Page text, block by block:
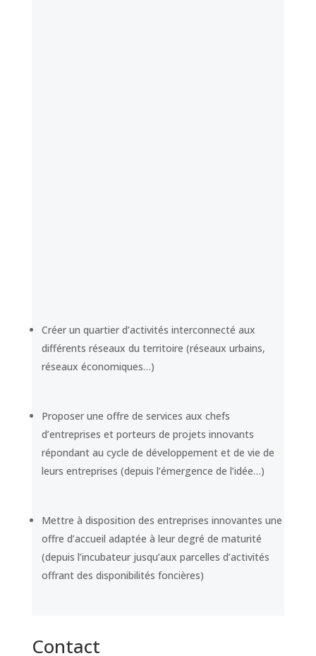
Créer un quartier d’activités interconnecté aux
différents réseaux du territoire (réseaux urbains,
réseaux économiques…)
Proposer une offre de services aux chefs
d’entreprises et porteurs de projets innovants
répondant au cycle de développement et de vie de
leurs entreprises (depuis l’émergence de l’idée…)
Mettre à disposition des entreprises innovantes une
offre d’accueil adaptée à leur degré de maturité
(depuis l’incubateur jusqu’aux parcelles d’activités
offrant des disponibilités foncières)
Contact